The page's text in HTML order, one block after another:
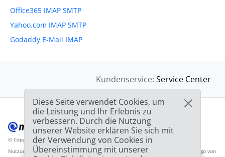
Office365 IMAP SMTP
Yahoo.com IMAP SMTP
Godaddy E-Mail IMAP
Kundenservice: Service Center
© Copyright 2012-2026 Mailbird™Alle Rechte vorbehalten.
Nutzungsbedingunen Datenschutzbestimmungen Inhaltsverzeichnis
Anbieter-Logo von
Diese Seite verwendet Cookies, um
die Leistung und Ihr Erlebnis zu
verbessern. Durch die Nutzung
unserer Website erklären Sie sich mit
der Verwendung von Cookies in
Übereinstimmung mit unserer